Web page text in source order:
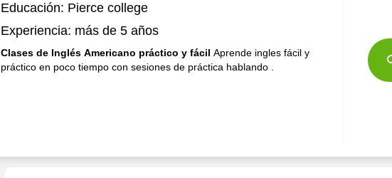
Educación: Pierce college
Experiencia: más de 5 años
Clases de Inglés Americano práctico y fácil Aprende ingles fácil y
práctico en poco tiempo con sesiones de práctica hablando .